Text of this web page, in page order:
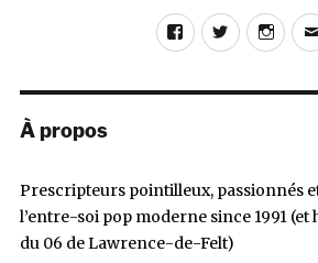
FacebookTwitter
À propos
Prescripteurs pointilleux, passionnés
l’entre-soi pop moderne since 1991
du 06 de Lawrence-de-Felt)